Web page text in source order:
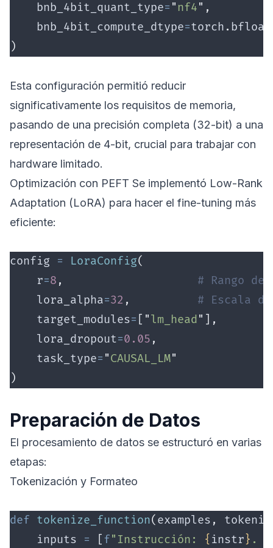
    bnb_4bit_quant_type
= " nf4" ,
    bnb_4bit_compute_dtype
=torch .
)
Esta configuración permitió reducir
significativamente los requisitos de memoria,
pasando de una precisión completa (32-bit) a una
representación de 4-bit, crucial para trabajar con
hardware limitado.
Optimización con PEFT Se implementó Low-Rank
Adaptation (LoRA) para hacer el fine-tuning más
eficiente:
config = LoraConfig(
    r
=8 ,
# Rango de
    lora_alpha
=32 ,
# Escala
    target_modules
= [ "lm_head" ],
    lora_dropout
=0.05 ,
    task_type
= "CAUSAL_LM"
)
Preparación de Datos
El procesamiento de datos se estructuró en varias
etapas:
Tokenización y Formateo
def tokenize_function( examples ,
    inputs
= [f"Instrucción: { instr } .